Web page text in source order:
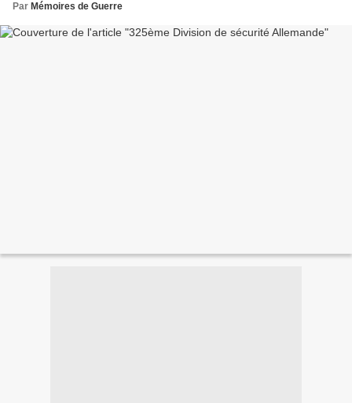
Par Mémoires de Guerre